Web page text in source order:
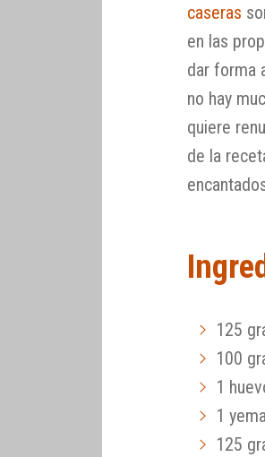
caseras
en las
dar forma
no hay
quiere
de la
125
100
1
1
125